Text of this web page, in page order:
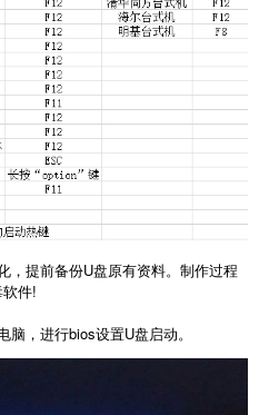
，提前备份U盘原有资料。制作过程
件!
，进行bios设置U盘启动。